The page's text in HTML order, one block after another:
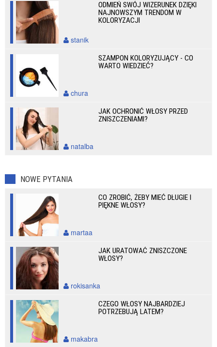
ODMIEŃ SWÓJ WIZERUNEK DZIĘKI
NAJNOWSZYM TRENDOM W
KOLORYZACJI
stanik
SZAMPON KOLORYZUJĄCY - CO
WARTO WIEDZIEĆ?
chura
JAK OCHRONIĆ WŁOSY PRZED
ZNISZCZENIAMI?
natalba
NOWE PYTANIA
CO ZROBIĆ, ŻEBY MIEĆ DŁUGIE I
PIĘKNE WŁOSY?
martaa
JAK URATOWAĆ ZNISZCZONE
WŁOSY?
rokisanka
CZEGO WŁOSY NAJBARDZIEJ
POTRZEBUJĄ LATEM?
makabra